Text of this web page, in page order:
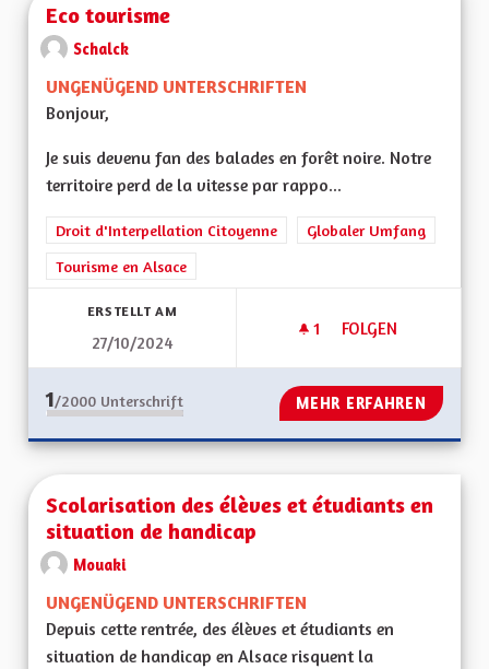
Eco tourisme
Schalck
UNGENÜGEND UNTERSCHRIFTEN
Bonjour,
Je suis devenu fan des balades en forêt noire. Notre
territoire perd de la vitesse par rappo...
Droit d'Interpellation Citoyenne
Globaler Umfang
Tourisme en Alsace
ERSTELLT AM
27/10/2024
1 1 FOLLOWER
FOLGEN
ECO TOURISME
1/2000 Unterschrift MEHR ERFAHREN
Scolarisation des élèves et étudiants en
situation de handicap
Mouaki
UNGENÜGEND UNTERSCHRIFTEN
Depuis cette rentrée, des élèves et étudiants en
situation de handicap en Alsace risquent la